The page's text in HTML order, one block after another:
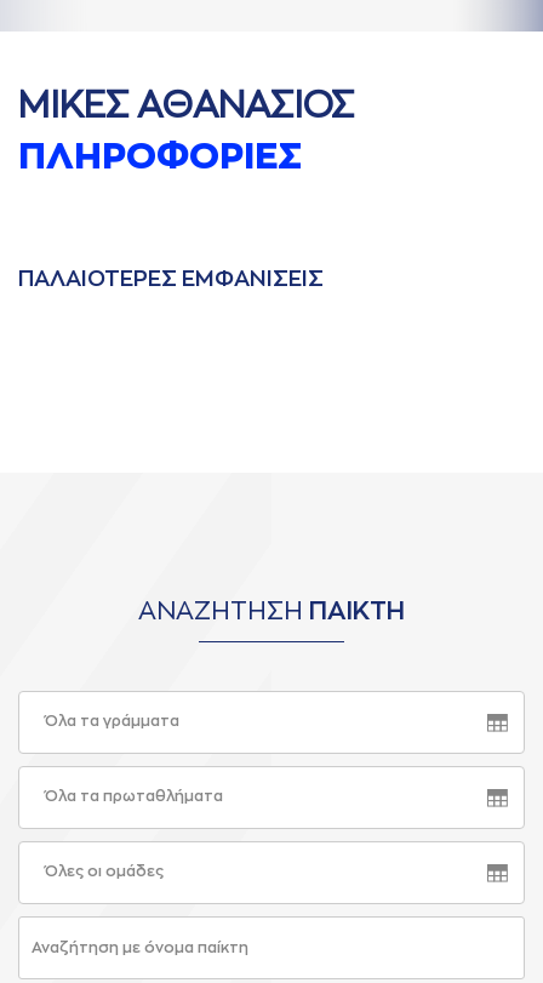
ΜΙΚΕΣ AΘAΝAΣΙΟΣ
ΠΛΗΡΟΦΟΡΙΕΣ
ΠAΛAΙΟΤΕΡΕΣ ΕΜΦAΝΙΣΕΙΣ
ΑΝΑΖΗΤΗΣΗ ΠΑΙΚΤΗ
Όλα τα γράμματα
Όλα τα πρωταθλήματα
Όλες οι ομάδες